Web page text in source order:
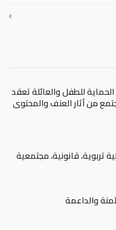
للطفل والعائلة تعقد
من آثار العنف والمحتوى
تربوية، قانونية، مجتمعية
والداعمة